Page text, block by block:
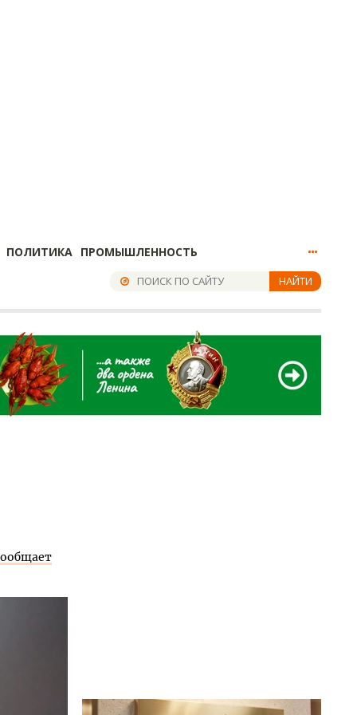
ПОЛИТИКА ПРОМЫШЛЕННОСТЬ
НАЙТИ